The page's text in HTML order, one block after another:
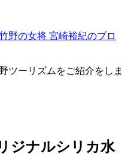
野の女将 宮崎裕紀のブロ
ツーリズムをご紹介をしま
ジナルシリカ水